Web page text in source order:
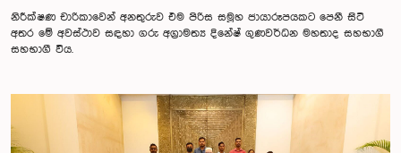
නිරීක්ෂණ චාරිකාවෙන් අනතුරුව එම පිරිස සමූහ ජායාරූපයකට පෙනී සිටි
අතර මේ අවස්ථාව සඳහා ගරු අග්‍රාමත්‍ය දිනේෂ් ගුණවර්ධන මහතාද සහභාගී
සහභාගී විය.